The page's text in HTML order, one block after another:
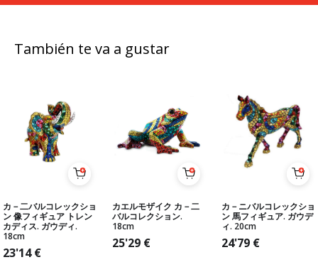
También te va a gustar
カ－二バルコレックショ
ン 像フィギュア トレン
カディス. ガウディ.
18cm
23'14€
カエルモザイク カ－二
バルコレクション.
18cm
25'29 €
カ－ニバルコレックショ
ン 馬フィギュア. ガウデ
ィ. 20cm
24'79 €